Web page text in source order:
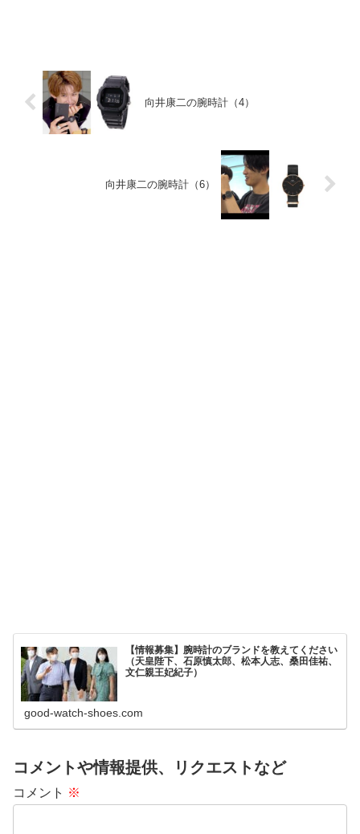
向井康二の腕時計（4）
向井康二の腕時計（6）
【情報募集】腕時計のブランドを教えてください
（天皇陛下、石原慎太郎、松本人志、桑田佳祐、
文仁親王妃紀子）
good-watch-shoes.com
コメントや情報提供、リクエストなど
コメント ※